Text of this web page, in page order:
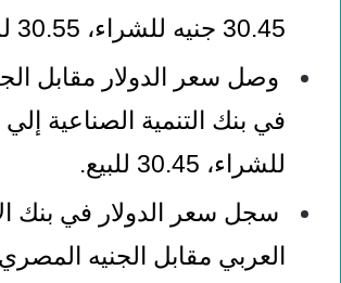
30.45 جنيه للشراء، 30.55 للبيع
وصل سعر الدولار مقابل
للشراء، 30.45 للبيع
.
سجل سعر الدولار في بنك